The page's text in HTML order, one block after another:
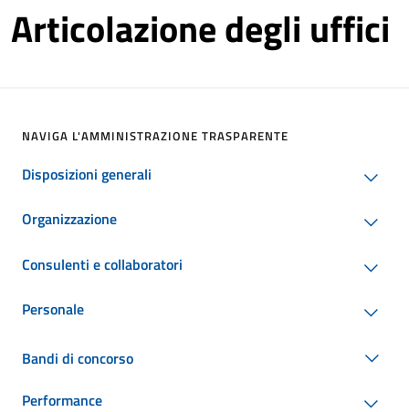
Articolazione degli uffici
NAVIGA L'AMMINISTRAZIONE TRASPARENTE
Disposizioni generali
Organizzazione
Consulenti e collaboratori
Personale
Bandi di concorso
Performance